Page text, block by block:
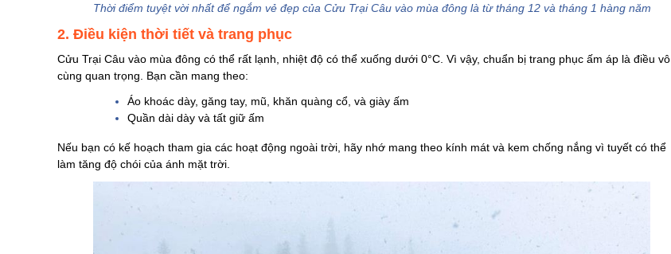
Thời điểm tuyệt vời nhất để ngắm vẻ đẹp của Cửu Trại Câu vào mùa đông là từ tháng 12 và tháng 1 hàng năm
2. Điều kiện thời tiết và trang phục
Cửu Trại Câu vào mùa đông có thể rất lạnh, nhiệt độ có thể xuống dưới 0°C. Vì vậy, chuẩn bị trang phục ấm áp là điều vô
cùng quan trọng. Bạn cần mang theo:
Áo khoác dày, găng tay, mũ, khăn quàng cổ, và giày ấm
Quần dài dày và tất giữ ấm
Nếu bạn có kế hoạch tham gia các hoạt động ngoài trời, hãy nhớ mang theo kính mát và kem chống nắng vì tuyết có thể
làm tăng độ chói của ánh mặt trời.